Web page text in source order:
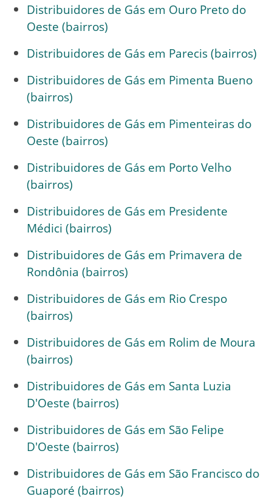
Distribuidores de Gás em Ouro Preto do
Oeste (bairros)
Distribuidores de Gás em Parecis (bairros)
Distribuidores de Gás em Pimenta Bueno
(bairros)
Distribuidores de Gás em Pimenteiras do
Oeste (bairros)
Distribuidores de Gás em Porto Velho
(bairros)
Distribuidores de Gás em Presidente
Médici (bairros)
Distribuidores de Gás em Primavera de
Rondônia (bairros)
Distribuidores de Gás em Rio Crespo
(bairros)
Distribuidores de Gás em Rolim de Moura
(bairros)
Distribuidores de Gás em Santa Luzia
D'Oeste (bairros)
Distribuidores de Gás em São Felipe
D'Oeste (bairros)
Distribuidores de Gás em São Francisco do
Guaporé (bairros)